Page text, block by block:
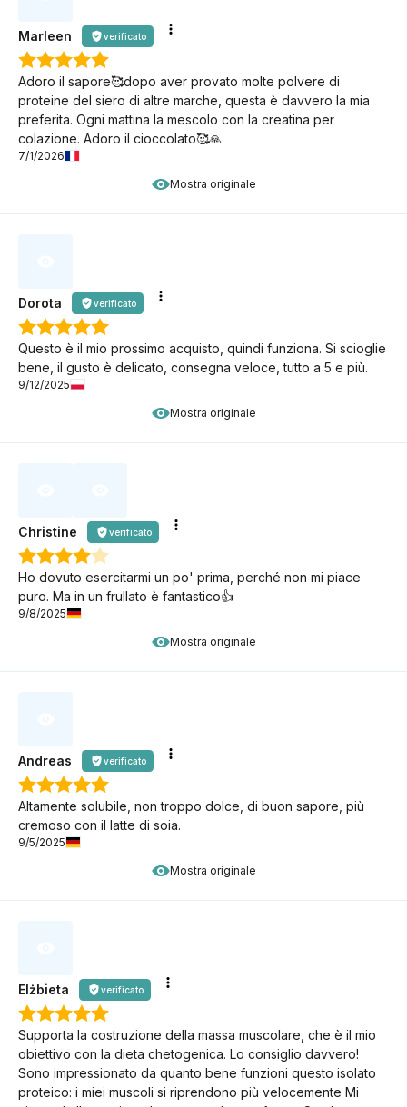
Mostra originale
Marleen verificato
Adoro il sapore🥰dopo aver provato molte polvere di
proteine del siero di altre marche, questa è davvero la mia
preferita. Ogni mattina la mescolo con la creatina per
colazione. Adoro il cioccolato🥰🙏
7/1/2026
Mostra originale
Dorota verificato
Questo è il mio prossimo acquisto, quindi funziona. Si scioglie
bene, il gusto è delicato, consegna veloce, tutto a 5 e più.
9/12/2025
Mostra originale
Christine verificato
Ho dovuto esercitarmi un po' prima, perché non mi piace
puro. Ma in un frullato è fantastico👍️
9/8/2025
Mostra originale
Andreas verificato
Altamente solubile, non troppo dolce, di buon sapore, più
cremoso con il latte di soia.
9/5/2025
Elżbieta verificato
Supporta la costruzione della massa muscolare, che è il mio
obiettivo con la dieta chetogenica. Lo consiglio davvero!
Sono impressionato da quanto bene funzioni questo isolato
proteico: i miei muscoli si riprendono più velocemente Mi